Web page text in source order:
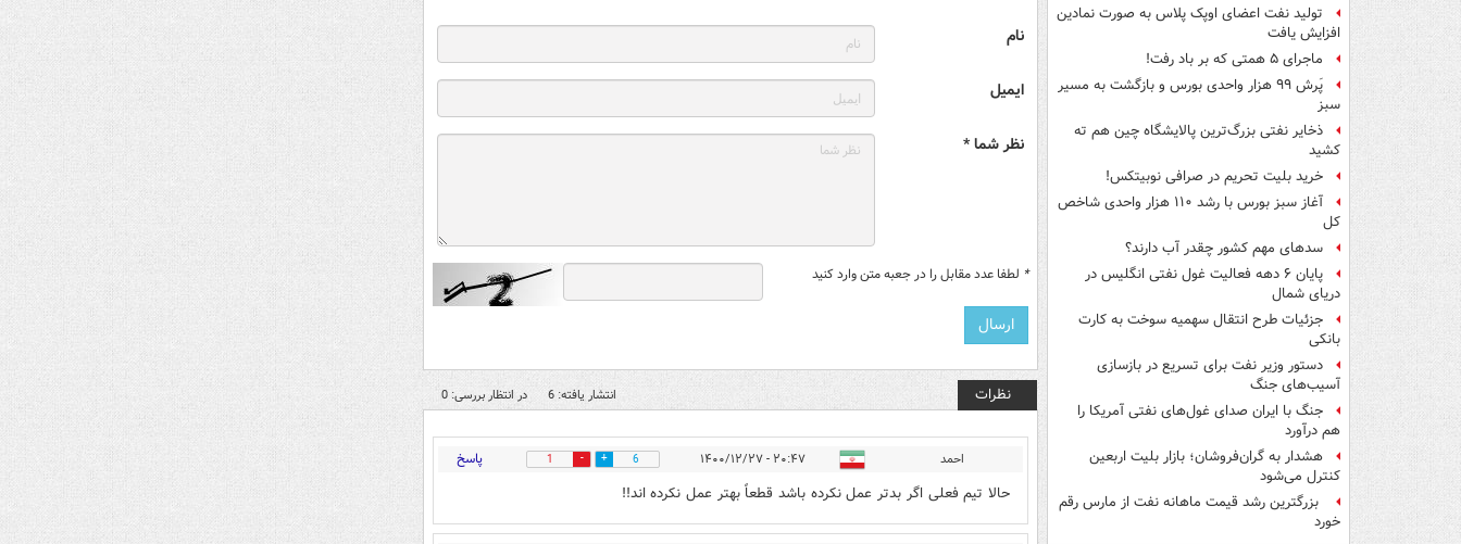
تولید نفت اعضای اوپک پلاس به صورت نمادین
افزایش یافت
ماجرای ۵ همتی که بر باد رفت!
پَرش ۹۹ هزار واحدی بورس و بازگشت به مسیر
سبز
ذخایر نفتی بزرگ‌ترین پالایشگاه چین هم ته
کشید
خرید بلیت تحریم در صرافی نوبیتکس!
آغاز سبز بورس با رشد ۱۱۰ هزار واحدی شاخص
کل
سدهای مهم کشور چقدر آب دارند؟
پایان ۶ دهه فعالیت غول نفتی انگلیس در
دریای شمال
جزئیات طرح انتقال سهمیه سوخت به کارت
بانکی
دستور وزیر نفت برای تسریع در بازسازی
آسیب‌های جنگ
جنگ با ایران صدای غول‌های نفتی آمریکا را
هم درآورد
هشدار به گران‌فروشان؛ بازار بلیت اربعین
کنترل می‌شود
بزرگترین رشد قیمت ماهانه نفت از مارس رقم
خورد
نام
ایمیل
نظر شما *
* لطفا عدد مقابل را در جعبه متن وارد کنید
نظرات انتشار یافته: 6 در انتظار بررسی: 0
احمد ۲۰:۴۷ - ۱۴۰۰/۱۲/۲۷ 6
1 پاسخ
حالا تیم فعلی اگر بدتر عمل نکرده باشد قطعاً بهتر عمل نکرده اند!!